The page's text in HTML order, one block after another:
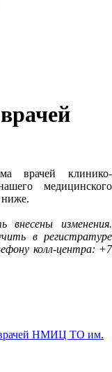
врачей клинико-
медицинского
ниже.
изменения.
в регистратуре
колл-центра: +7
врачей НМИЦ ТО им.